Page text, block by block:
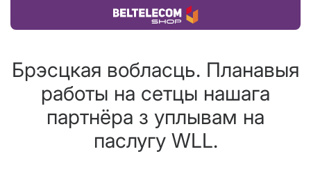
Купіць тавар
Брэсцкая вобласць. Планавыя
работы на сетцы нашага
партнёра з уплывам на
паслугу WLL.